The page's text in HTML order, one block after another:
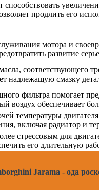
продлить его
мотора и
развитие
соответствующего
надлежащую смазку
фильтра помогает
воздух обеспечивает
температуры
включая радиатор и
стрессовым для
его длительную
Jarama - ода